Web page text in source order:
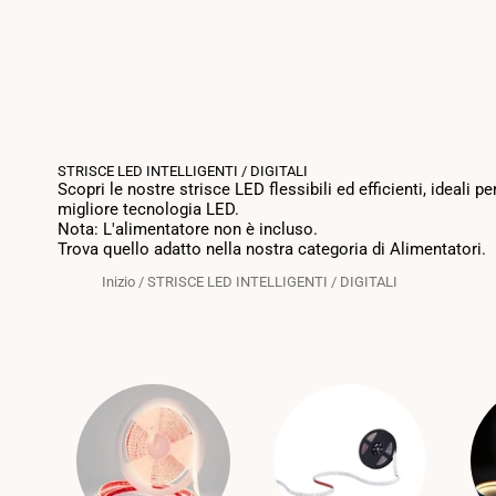
STRISCE LED INTELLIGENTI / DIGITALI
Scopri le nostre strisce LED flessibili ed efficienti, ideali
migliore tecnologia LED.
Nota: L'alimentatore non è incluso.
Trova quello adatto nella nostra categoria di Alimentatori.
Inizio / STRISCE LED INTELLIGENTI / DIGITALI